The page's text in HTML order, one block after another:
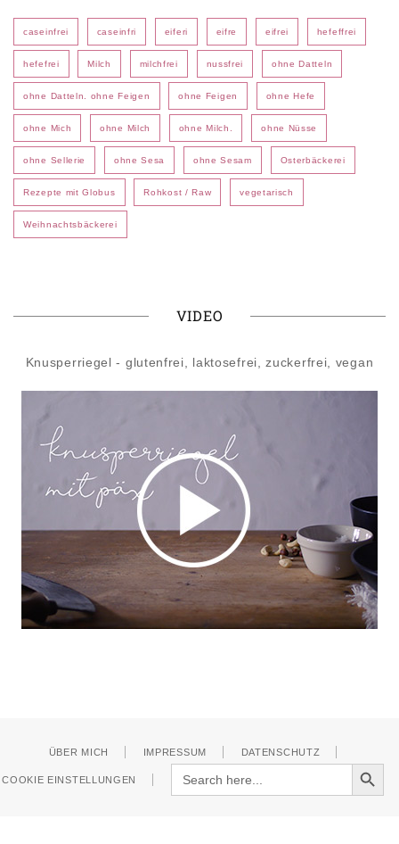
caseinfrei caseinfri eiferi eifre eifrei hefeffrei
hefefrei Milch milchfrei nussfrei ohne Datteln
ohne Datteln. ohne Feigen ohne Feigen ohne Hefe
ohne Mich ohne Milch ohne Milch. ohne Nüsse
ohne Sellerie ohne Sesa ohne Sesam Osterbäckerei
Rezepte mit Globus Rohkost / Raw vegetarisch
Weihnachtsbäckerei
VIDEO
Knusperriegel - glutenfrei, laktosefrei, zuckerfrei, vegan
ÜBER MICH IMPRESSUM DATENSCHUTZ
COOKIE EINSTELLUNGEN
Search
for:
Search Button